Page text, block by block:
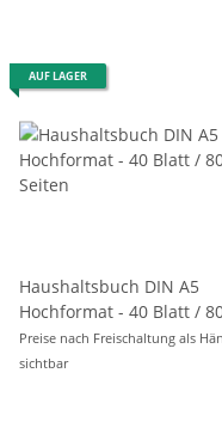
AUF LAGER
Haushaltsbuch DIN A5
Hochformat - 40 Blatt /
Seiten
Preise nach Freischaltung als
sichtbar